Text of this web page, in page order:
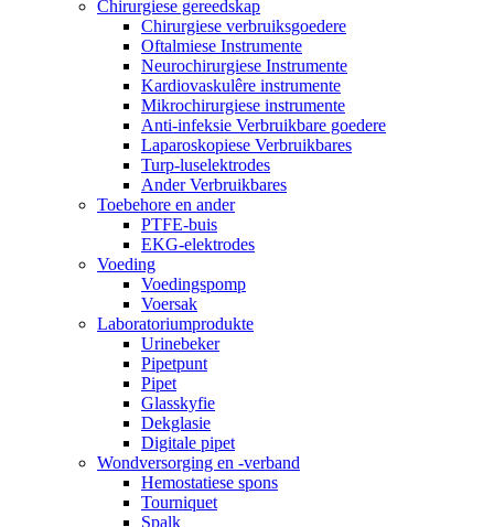
Chirurgiese gereedskap
Chirurgiese verbruiksgoedere
Oftalmiese Instrumente
Neurochirurgiese Instrumente
Kardiovaskulêre instrumente
Mikrochirurgiese instrumente
Anti-infeksie Verbruikbare goedere
Laparoskopiese Verbruikbares
Turp-luselektrodes
Ander Verbruikbares
Toebehore en ander
PTFE-buis
EKG-elektrodes
Voeding
Voedingspomp
Voersak
Laboratoriumprodukte
Urinebeker
Pipetpunt
Pipet
Glasskyfie
Dekglasie
Digitale pipet
Wondversorging en -verband
Hemostatiese spons
Tourniquet
Spalk